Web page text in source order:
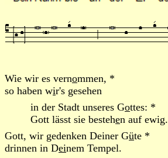
Wie wir es vernommen, *
so haben wir's gesehen
in der Stadt unseres Gottes: *
Gott lässt sie bestehen auf ewig.
Gott, wir gedenken Deiner Güte *
drinnen in Deinem Tempel.